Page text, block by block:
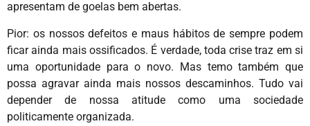
apresentam de goelas bem abertas.
Pior: os nossos defeitos e maus hábitos de sempre podem
ficar ainda mais ossificados. É verdade, toda crise traz em si
uma oportunidade para o novo. Mas temo também que
possa agravar ainda mais nossos descaminhos. Tudo vai
depender de nossa atitude como uma sociedade
politicamente organizada.